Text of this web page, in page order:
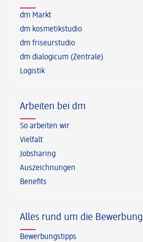
dm Markt
dm kosmetikstudio
dm friseurstudio
dm dialogicum (Zentrale)
Logistik
Arbeiten bei dm
So arbeiten wir
Vielfalt
Jobsharing
Auszeichnungen
Benefits
Alles rund um die Bewerbung
Bewerbungstipps